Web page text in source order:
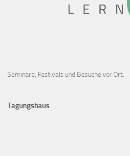
Seminare, Festivals und Besuche vor Ort.
Tagungshaus